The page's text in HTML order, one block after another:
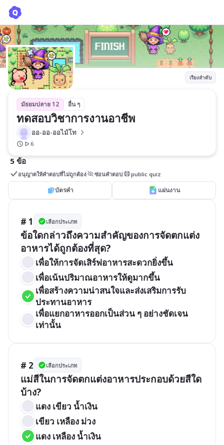
เรียงลำดับ
มัธยมปลาย 12 อื่น ๆ
ทดสอบวิชาการงานอาชีพ
ออ-ออ-ออไม้โท
6
5 ข้อ
อนุญาตให้คำตอบที่ไม่ถูกต้อง ซ่อนคำตอบ public quiz
บัตรคำ แผ่นงาน
# 1 เลือกประเภท
ข้อใดกล่าวถึงความสำคัญของการจัดตกแต่ง
อาหารได้ถูกต้องที่สุด?
เพื่อให้การจัดเสิร์ฟอาหารสะดวกยิ่งขึ้น
เพื่อเน้นปริมาณอาหารให้ดูมากขึ้น
เพื่อสร้างความน่าสนใจและส่งเสริมการรับ
ประทานอาหาร
เพื่อแยกอาหารออกเป็นส่วน ๆ อย่างชัดเจน
เท่านั้น
# 2 เลือกประเภท
แม่สีในการจัดตกแต่งอาหารประกอบด้วยสีใด
บ้าง?
แดง เขียว น้ำเงิน
เขียว เหลือง ม่วง
แดง เหลือง น้ำเงิน